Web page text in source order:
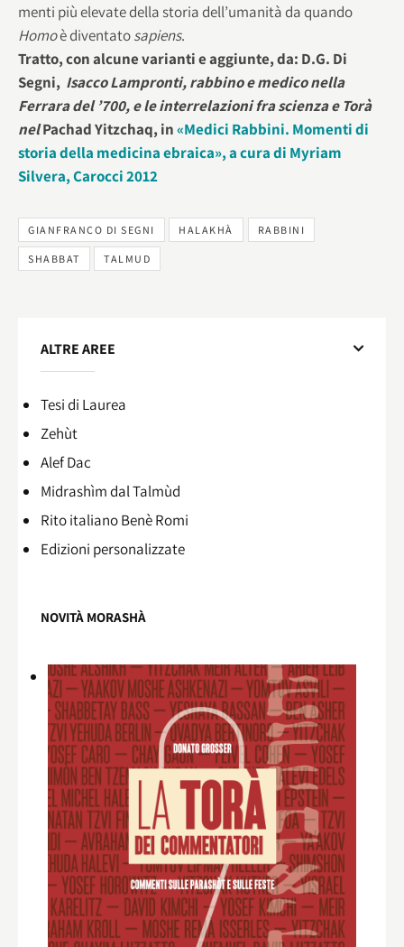
menti più elevate della storia dell’umanità da quando
Homoè diventatosapiens.
Tratto, con alcune varianti e aggiunte, da: D.G. Di
Segni, Isacco Lampronti, rabbino e medico nella
Ferrara del ’700, e le interrelazioni fra scienza e Torà
nelPachad Yitzchaq, in«Medici Rabbini. Momenti di
storia della medicina ebraica», a cura di Myriam
Silvera, Carocci 2012
GIANFRANCO DI SEGNI HALAKHÀ RABBINI
SHABBAT TALMUD
ALTRE AREE
Tesi di Laurea
Zehùt
Alef Dac
Midrashìm dal Talmùd
Rito italiano Benè Romi​
Edizioni personalizzate
NOVITÀ MORASHÀ